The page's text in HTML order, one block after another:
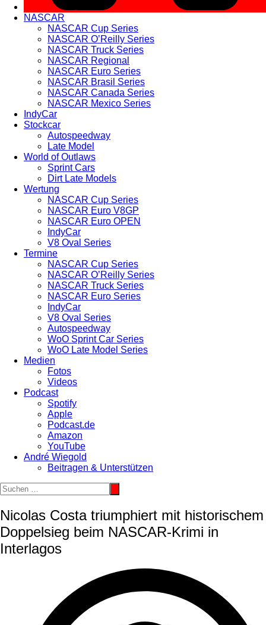
NASCAR
NASCAR Cup Series
NASCAR O’Reilly Series
NASCAR Truck Series
NASCAR Regional
NASCAR Euro Series
NASCAR Brasil Series
NASCAR Canada Series
NASCAR Mexico Series
IndyCar
Stockcar
Autospeedway
Late Model
World of Outlaws
Sprint Cars
Dirt Late Models
Wertung
NASCAR Cup Series
NASCAR Euro V8GP
NASCAR Euro OPEN
IndyCar
V8 Oval Series
Termine
NASCAR Cup Series
NASCAR O’Reilly Series
NASCAR Truck Series
NASCAR Euro Series
IndyCar
V8 Oval Series
Autospeedway
WoO Sprint Car Series
WoO Late Model Series
Medien
Fotos
Videos
Podcast
Spotify
Apple
Podcast.de
Amazon
YouTube
André Wiegold
Beitragen & Unterstützen
Nicolas Costa triumphiert mit historischem
Doppelsieg beim NASCAR-Krimi in
Interlagos